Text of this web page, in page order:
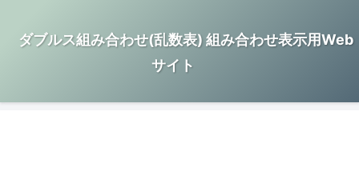
ダブルス組み合わせ(乱数表) 組み合わせ表示用Web
サイト